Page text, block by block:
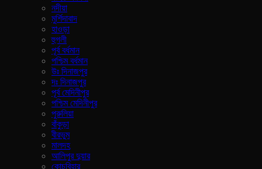
নদীয়া
মুর্শিদাবাদ
হাওড়া
হুগলী
পূর্ব বর্ধমান
পশ্চিম বর্ধমান
উঃ দিনাজপুর
দঃ দিনাজপুর
পূর্ব মেদিনীপুর
পশ্চিম মেদিনীপুর
পুরুলিয়া
বাঁকুড়া
বীরভুম
মালদহ
আলিপুর দুয়ার
কোচবিহার